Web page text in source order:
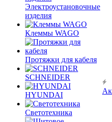
Электроустановочные
изделия
Клеммы WAGO
Протяжки для кабеля
SCHNEIDER
HYUNDAI
Светотехника